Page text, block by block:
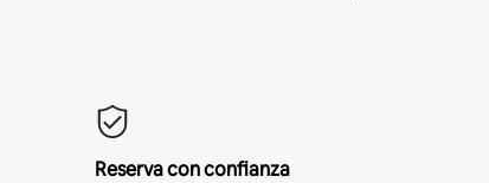
Reserva con confianza